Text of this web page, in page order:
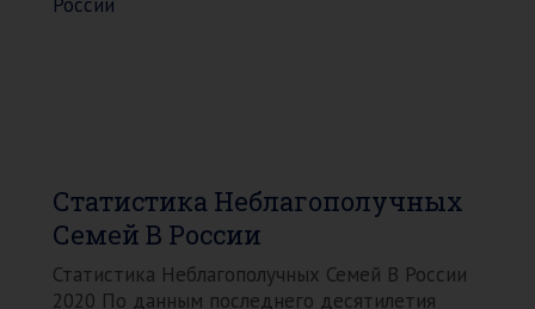
Статистика Неблагополучных
Семей В России
Статистика Неблагополучных Семей В России
2020 По данным последнего десятилетия